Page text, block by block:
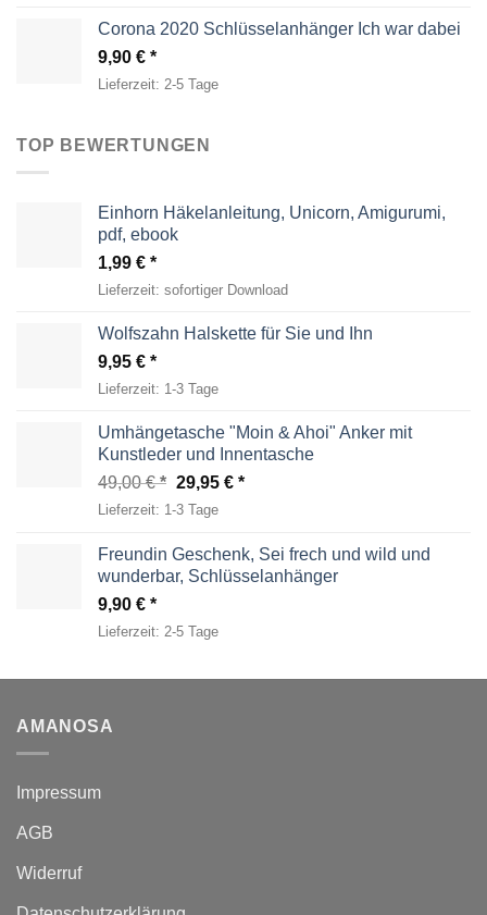
Corona 2020 Schlüsselanhänger Ich war dabei
9,90 €
Lieferzeit: 2-5 Tage
TOP BEWERTUNGEN
Einhorn Häkelanleitung, Unicorn, Amigurumi,
pdf, ebook
1,99 €
Lieferzeit: sofortiger Download
Wolfszahn Halskette für Sie und Ihn
9,95 €
Lieferzeit: 1-3 Tage
Umhängetasche "Moin & Ahoi" Anker mit
Kunstleder und Innentasche
49,00€
Ursprünglicher
Preis
49,00 €
29,95 € Aktueller
29,95 €.
Lieferzeit: 1-3 Tage
Freundin Geschenk, Sei frech und wild und
wunderbar, Schlüsselanhänger
9,90 €
Lieferzeit: 2-5 Tage
AMANOSA
Impressum
AGB
Widerruf